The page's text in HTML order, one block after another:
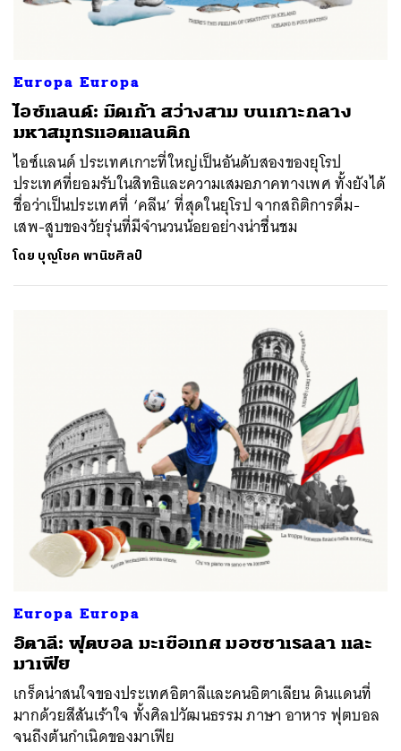
Europa Europa
ไอซ์แลนด์: มืดเก้า สว่างสาม บนเกาะกลาง
มหาสมุทรแอตแลนติก
ไอซ์แลนด์ ประเทศเกาะที่ใหญ่เป็นอันดับสองของยุโรป
ประเทศที่ยอมรับในสิทธิและความเสมอภาคทางเพศ ทั้งยังได้
ชื่อว่าเป็นประเทศที่ ‘คลีน’ ที่สุดในยุโรป จากสถิติการดื่ม-
เสพ-สูบของวัยรุ่นที่มีจำนวนน้อยอย่างน่าชื่นชม
โดย บุญโชค พานิชศิลป์
Europa Europa
อิตาลี: ฟุตบอล มะเขือเทศ มอซซาเรลลา และ
มาเฟีย
เกร็ดน่าสนใจของประเทศอิตาลีและคนอิตาเลียน ดินแดนที่
มากด้วยสีสันเร้าใจ ทั้งศิลปวัฒนธรรม ภาษา อาหาร ฟุตบอล
จนถึงต้นกำเนิดของมาเฟีย
ค้นหา
SHARE